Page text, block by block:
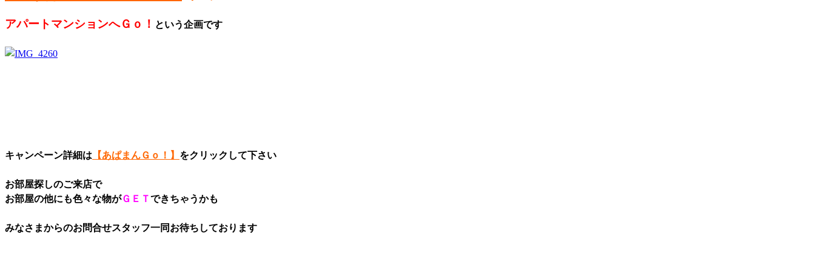
アパートマンションへＧｏ！ という企画です
キャンペーン詳細は 【あぱまんＧｏ！】 をクリックして下さい
お部屋探しのご来店で
お部屋の他にも色々な物がＧＥＴできちゃうかも
みなさまからのお問合せスタッフ一同お待ちしております